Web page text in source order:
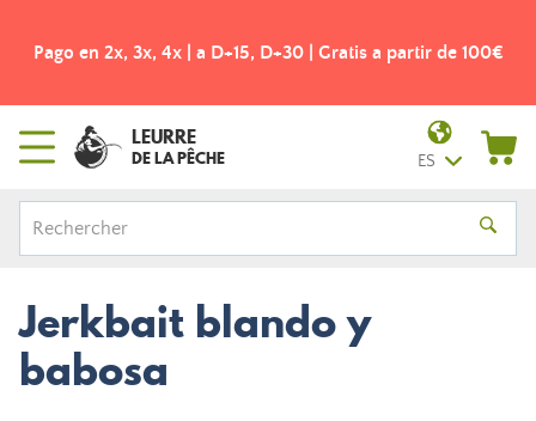
partir de 100€ ¡Envío gratis a partir de 49€! - Punto de
LEURRE
DE LA PÊCHE ES
Jerkbait blando y
babosa